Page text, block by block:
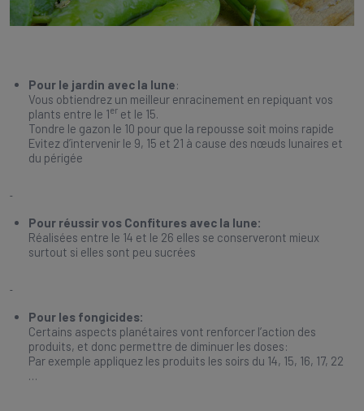
Pour le jardin avec la lune:
Vous obtiendrez un meilleur enracinement en repiquant vos
plants entre le 1eret le 15.
Tondre le gazon le 10 pour que la repousse soit moins rapide
Evitez d’intervenir le 9, 15 et 21 à cause des nœuds lunaires et
du périgée
Pour réussir vos Confitures avec la lune:
Réalisées entre le 14 et le 26 elles se conserveront mieux
surtout si elles sont peu sucrées
Pour les fongicides:
Certains aspects planétaires vont renforcer l’action des
produits, et donc permettre de diminuer les doses:
Par exemple appliquez les produits les soirs du 14, 15, 16, 17, 22
…